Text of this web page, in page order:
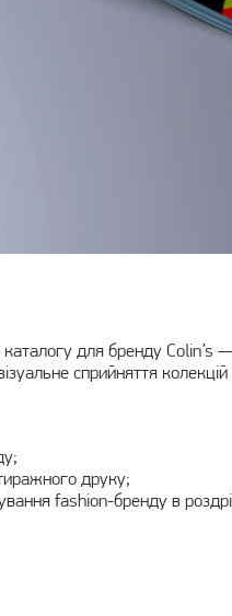
для бренду Colin’s —
сприйняття
друку;
fashion-бренду в